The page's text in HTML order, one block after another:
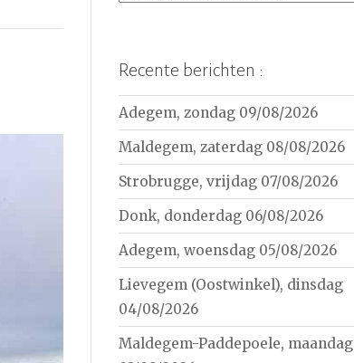
Recente berichten :
Adegem, zondag 09/08/2026
Maldegem, zaterdag 08/08/2026
Strobrugge, vrijdag 07/08/2026
Donk, donderdag 06/08/2026
Adegem, woensdag 05/08/2026
Lievegem (Oostwinkel), dinsdag
04/08/2026
Maldegem-Paddepoele, maandag